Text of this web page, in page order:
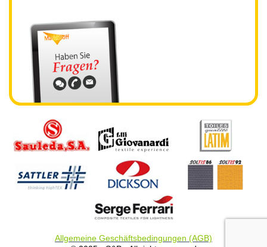
Allgemeine Geschäftsbedingungen (AGB)